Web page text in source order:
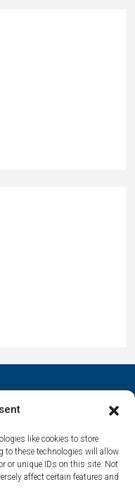
like cookies to store
to these technologies will allow
or unique IDs on this site. Not
affect certain features and
Greece